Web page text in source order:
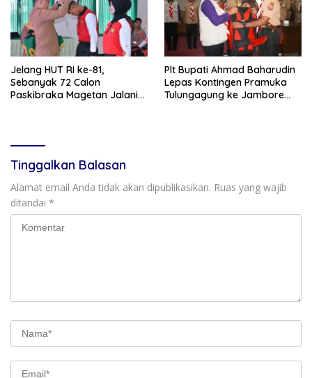
Jelang HUT RI ke-81,
Sebanyak 72 Calon
Paskibraka Magetan Jalani
Plt Bupati Ahmad Baharudin
Lepas Kontingen Pramuka
Tulungagung ke Jambore
Tinggalkan Balasan
Alamat email Anda tidak akan dipublikasikan. Ruas yang wajib
ditandai *